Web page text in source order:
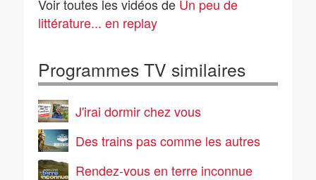
Voir toutes les vidéos de Un peu de
littérature... en replay
Programmes TV similaires
J'irai dormir chez vous
Des trains pas comme les autres
Rendez-vous en terre inconnue